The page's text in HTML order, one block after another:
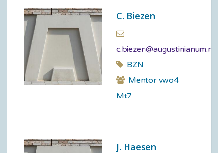
C. Biezen
c.biezen@augustinianum.nl
BZN
Mentor vwo4
Mt7
J. Haesen